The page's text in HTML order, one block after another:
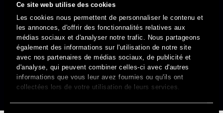
Ce site web utilise des cookies
Les cookies nous permettent de personnaliser le contenu et
les annonces, d'offrir des fonctionnalités relatives aux
médias sociaux et d'analyser notre trafic. Nous partageons
également des informations sur l'utilisation de notre site
avec nos partenaires de médias sociaux, de publicité et
d'analyse, qui peuvent combiner celles-ci avec d'autres
informations que vous leur avez fournies ou qu'ils ont
collectées lors de votre utilisation de leurs services.